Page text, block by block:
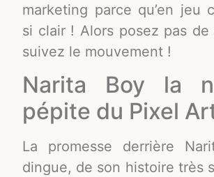
marketing parce qu’en jeu
si clair ! Alors posez pas
suivez le mouvement !
Narita Boy la
pépite du Pixel
La promesse derrière
dingue, de son histoire très